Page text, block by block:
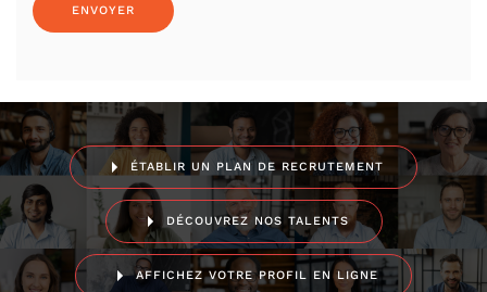
ÉTABLIR UN PLAN DE RECRUTEMENT
DÉCOUVREZ NOS TALENTS
AFFICHEZ VOTRE PROFIL EN LIGNE